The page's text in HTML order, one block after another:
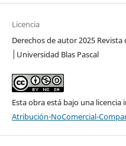
Licencia
Derechos de autor 2025 Revista
│Universidad Blas Pascal
Esta obra está bajo una licencia
Atribución-NoComercial-